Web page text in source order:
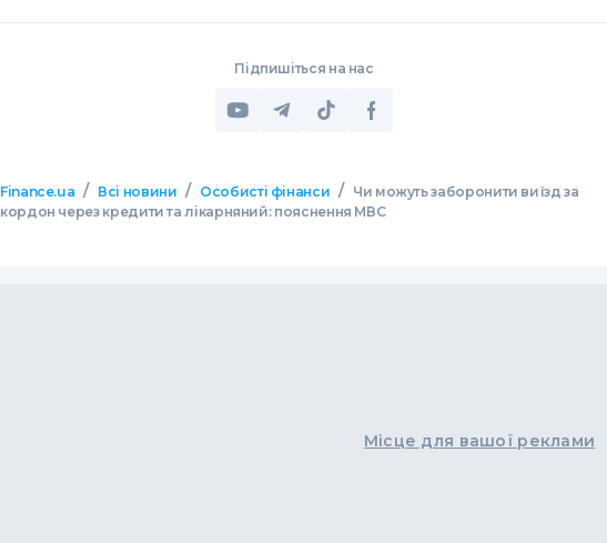
Підпишіться на нас
Finance.ua / Всі новини / Особисті фінанси /
Чи можуть заборонити виїзд за
кордон через кредити та лікарняний: пояснення МВС
Місце для вашої реклами